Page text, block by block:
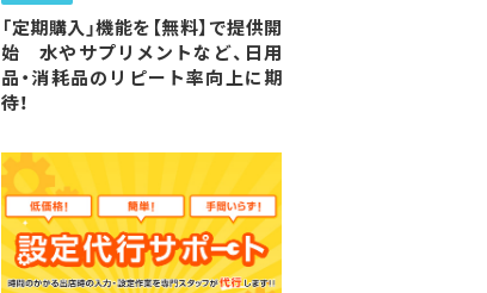
「定期購入」機能を【無料】で提供開
始 水やサプリメントなど、日用
品・消耗品のリピート率向上に期
待！